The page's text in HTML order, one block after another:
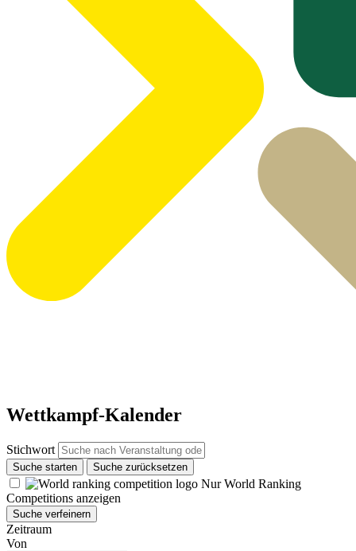
Wettkampf-Kalender
Stichwort
Suche starten Suche zurücksetzen
Nur World Ranking
Competitions anzeigen
Suche verfeinern
Zeitraum
Von